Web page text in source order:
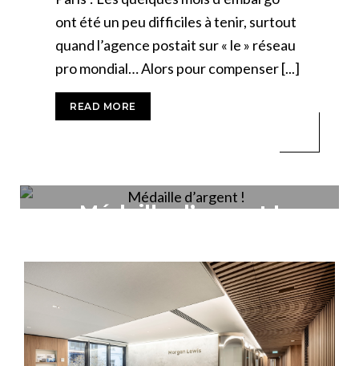
ont été un peu difficiles à tenir, surtout
quand l’agence postait sur « le » réseau
pro mondial… Alors pour compenser [...]
READ MORE
Médaille d’argent !